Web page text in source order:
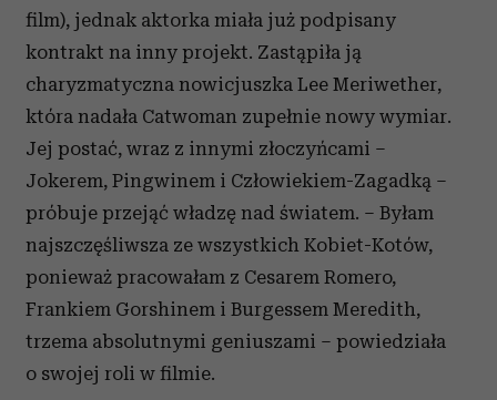
film), jednak aktorka miała już podpisany
kontrakt na inny projekt. Zastąpiła ją
charyzmatyczna nowicjuszka Lee Meriwether,
która nadała Catwoman zupełnie nowy wymiar.
Jej postać, wraz z innymi złoczyńcami –
Jokerem, Pingwinem i Człowiekiem-Zagadką –
próbuje przejąć władzę nad światem. – Byłam
najszczęśliwsza ze wszystkich Kobiet-Kotów,
ponieważ pracowałam z Cesarem Romero,
Frankiem Gorshinem i Burgessem Meredith,
trzema absolutnymi geniuszami – powiedziała
o swojej roli w filmie.